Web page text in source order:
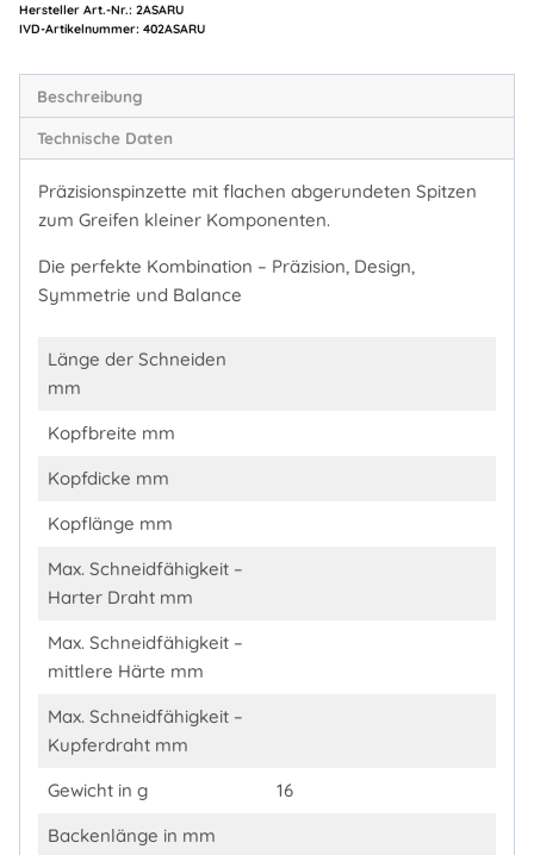
Hersteller Art.-Nr.: 2ASARU
Artikelnummer: 402ASARU
Beschreibung
Technische Daten
Präzisionspinzette mit flachen abgerundeten Spitzen
zum Greifen kleiner Komponenten.
Die perfekte Kombination – Präzision, Design,
Symmetrie und Balance
Länge der Schneiden
mm
Kopfbreite mm
Kopfdicke mm
Kopflänge mm
Max. Schneidfähigkeit –
Harter Draht mm
Max. Schneidfähigkeit –
mittlere Härte mm
Max. Schneidfähigkeit –
Kupferdraht mm
Gewicht in g
16
Backenlänge in mm